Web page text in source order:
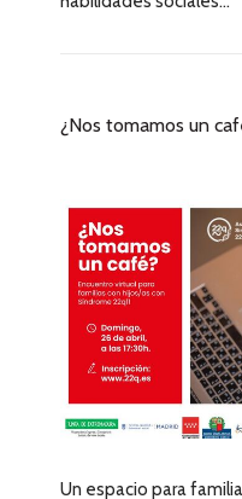
¿Nos tomamos un
Un espacio para